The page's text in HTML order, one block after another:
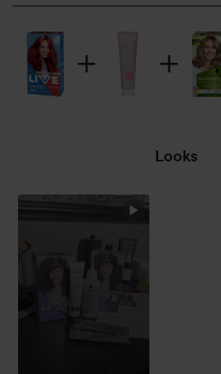
Med HaptIQ anti-damage-system
Perfekt täckning av grått hår
Glansig finish
35 Real Red
*Utan ingredienser med animaliskt
Looks